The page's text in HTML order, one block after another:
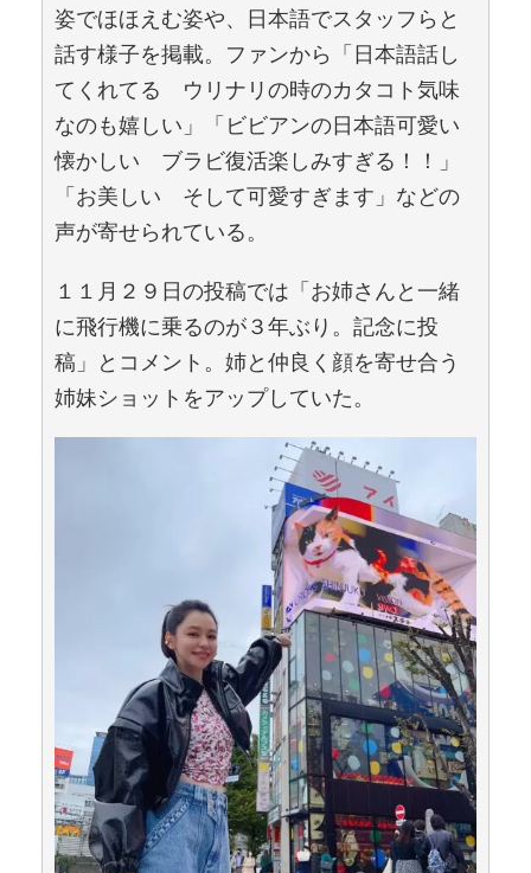
姿でほほえむ姿や、日本語でスタッフらと
話す様子を掲載。ファンから「日本語話し
てくれてる ウリナリの時のカタコト気味
なのも嬉しい」「ビビアンの日本語可愛い
懐かしい ブラビ復活楽しみすぎる！！」
「お美しい そして可愛すぎます」などの
声が寄せられている。
１１月２９日の投稿では「お姉さんと一緒
に飛行機に乗るのが３年ぶり。記念に投
稿」とコメント。姉と仲良く顔を寄せ合う
姉妹ショットをアップしていた。